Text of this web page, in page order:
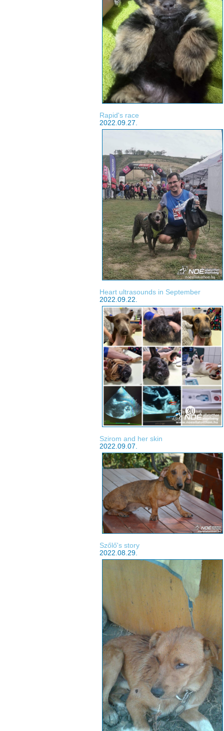
Rapid's race
2022.09.27.
Heart ultrasounds in September
2022.09.22.
Szirom and her skin
2022.09.07.
Szőlő's story
2022.08.29.